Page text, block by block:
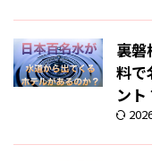
裏磐
料で
ント